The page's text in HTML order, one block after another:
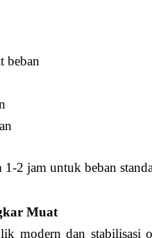
beban
1-2 jam untuk beban
Muat
modern dan stabilisasi